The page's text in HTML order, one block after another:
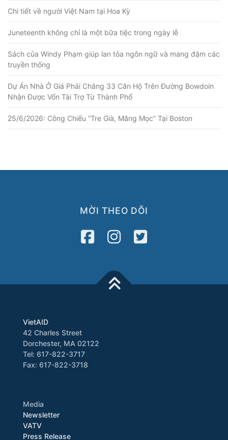
Chi tiết về người Việt Nam tại Hoa Kỳ
Juneteenth không chỉ là một bữa tiệc trong ngày lễ
Sách của Windy Phạm giúp lan tỏa ngôn ngữ và mang đậm các
truyền thống
Dự Án Nhà Ở Giá Phải Chăng 33 Căn Hộ Trên Đường Bowdoin
Nhận Được Vốn Tài Trợ Từ Thành Phố
25/6/2026: Công Chiếu “Tre Già, Măng Mọc” Tại Boston
MỜI THEO DÕI
VietAID
42 Charles Street
Dorchester, MA 02122
Tel: 617-822-3717
Fax: 617-822-3718
Media
Newsletter
VATV
Press Release